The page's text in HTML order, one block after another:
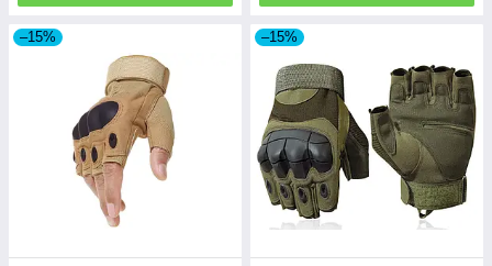
–15% –15%